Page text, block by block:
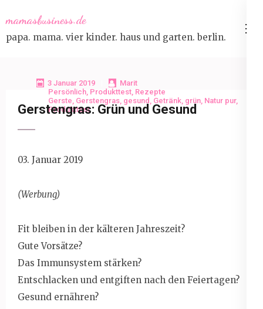
to
content
mamasbusiness.de
papa. mama. vier kinder. haus und garten. berlin.
3 Januar 2019
Marit
Persönlich, Produkttest, Rezepte
Gerste, Gerstengras, gesund , Getränk, grün, Natur pur,
Produkttest
Gerstengras: Grün und Gesund
03. Januar 2019
(Werbung)
Fit bleiben in der kälteren Jahreszeit?
Gute Vorsätze?
Das Immunsystem stärken?
Entschlacken und entgiften nach den Feiertagen?
Gesund ernähren?